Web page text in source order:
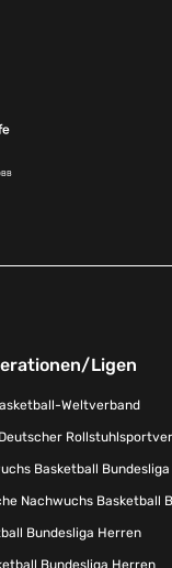
Ligen
Weltverband
Deutscher
Basketball
Nachwuchs Basketball
Bundesliga Herren
Bundesliga Herren